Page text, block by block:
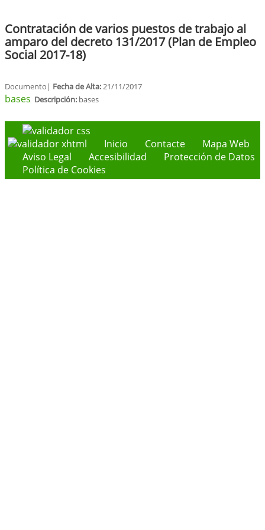
Contratación de varios puestos de trabajo al
amparo del decreto 131/2017 (Plan de Empleo
Social 2017-18)
Documento| Fecha de Alta:21/11/2017
bases Descripción: bases
Inicio Contacte
Mapa Web
Aviso Legal
Accesibilidad
Protección de Datos
Política de Cookies